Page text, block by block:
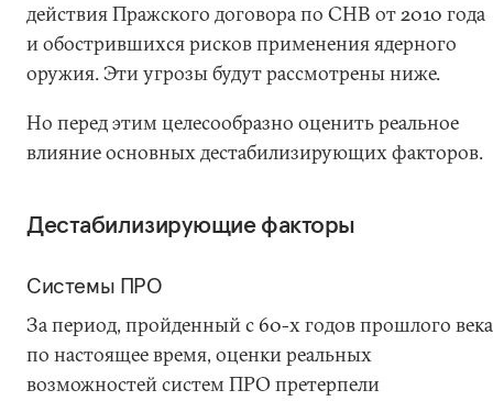
действия Пражского договора по СНВ от 2010 года
и обострившихся рисков применения ядерного
оружия. Эти угрозы будут рассмотрены ниже.
Но перед этим целесообразно оценить реальное
влияние основных дестабилизирующих факторов.
Дестабилизирующие факторы
Системы ПРО
За период, пройденный с 60-х годов прошлого века
по настоящее время, оценки реальных
возможностей систем ПРО претерпели